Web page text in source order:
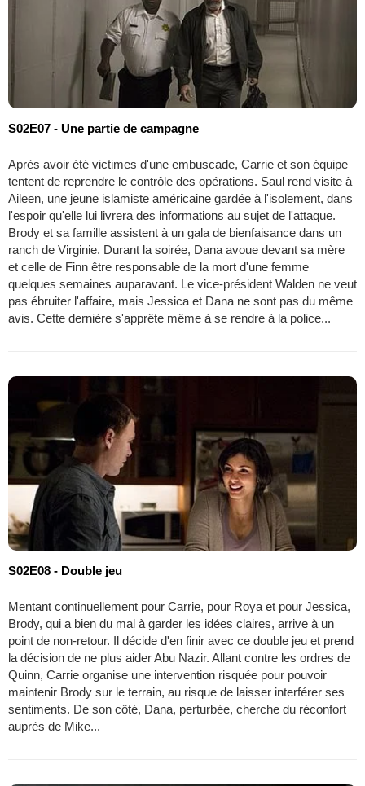
S02E07 - Une partie de campagne
Après avoir été victimes d'une embuscade, Carrie et son équipe
tentent de reprendre le contrôle des opérations. Saul rend visite à
Aileen, une jeune islamiste américaine gardée à l'isolement, dans
l'espoir qu'elle lui livrera des informations au sujet de l'attaque.
Brody et sa famille assistent à un gala de bienfaisance dans un
ranch de Virginie. Durant la soirée, Dana avoue devant sa mère
et celle de Finn être responsable de la mort d'une femme
quelques semaines auparavant. Le vice-président Walden ne veut
pas ébruiter l'affaire, mais Jessica et Dana ne sont pas du même
avis. Cette dernière s'apprête même à se rendre à la police...
S02E08 - Double jeu
Mentant continuellement pour Carrie, pour Roya et pour Jessica,
Brody, qui a bien du mal à garder les idées claires, arrive à un
point de non-retour. Il décide d'en finir avec ce double jeu et prend
la décision de ne plus aider Abu Nazir. Allant contre les ordres de
Quinn, Carrie organise une intervention risquée pour pouvoir
maintenir Brody sur le terrain, au risque de laisser interférer ses
sentiments. De son côté, Dana, perturbée, cherche du réconfort
auprès de Mike...